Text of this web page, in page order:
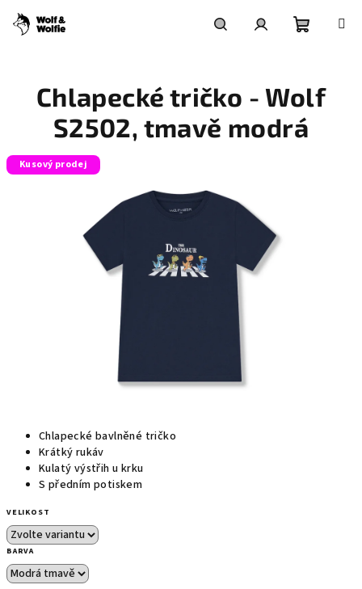
obsah
košík
Chlapecké bavlněné tričko
Krátký rukáv
Kulatý výstřih u krku
S předním potiskem
VELIKOST
BARVA
Chlapecké tričko - Wolf
S2502, tmavě modrá
Kusový prodej